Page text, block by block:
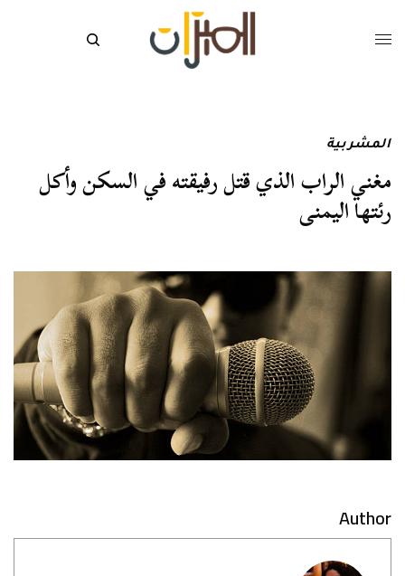
المشربية
مغني الراب الذي قتل رفيقته في السكن وأكل
رئتها اليمنى
Author